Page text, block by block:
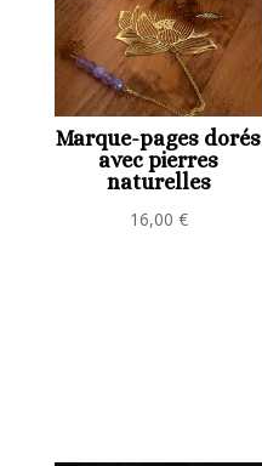
Marque-pages dorés
avec pierres
naturelles
16,00 €